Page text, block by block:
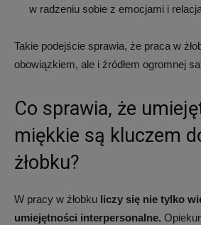
w radzeniu sobie z emocjami i
Takie podejście sprawia, że praca w
obowiązkiem, ale i źródłem ogromnej
Co sprawia, że
miękkie są kluczem
żłobku?
W pracy w żłobku liczy się nie tylko
umiejętności interpersonalne.